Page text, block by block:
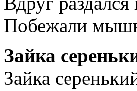
Побежали
Зайка
Зайка